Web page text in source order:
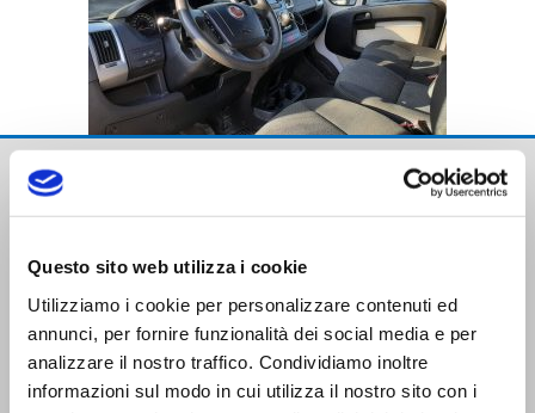
Questo sito web utilizza i cookie
Utilizziamo i cookie per personalizzare contenuti ed
annunci, per fornire funzionalità dei social media e per
analizzare il nostro traffico. Condividiamo inoltre
informazioni sul modo in cui utilizza il nostro sito con i
Trasporti Integrati e Logistica S.r.l.
Servizi e Management TIL srl a socio unico